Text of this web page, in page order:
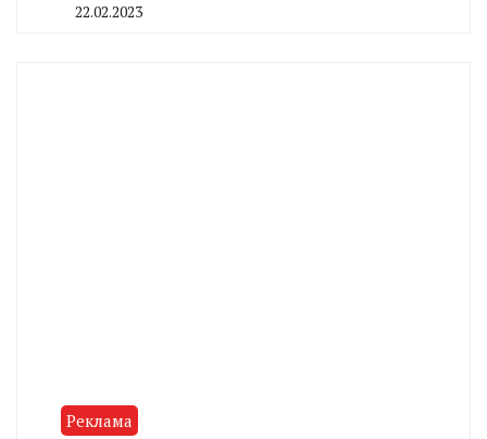
22.02.2023
Реклама